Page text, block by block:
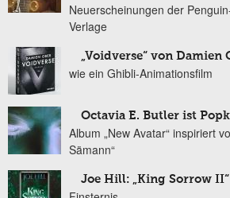
Neuerscheinungen der
Verlage
„Voidverse“ von Damien
wie ein Ghibli-Animationsfilm
Octavia E. Butler ist
Album „New Avatar“ inspiriert
Sämann“
Joe Hill: „King Sorrow II“